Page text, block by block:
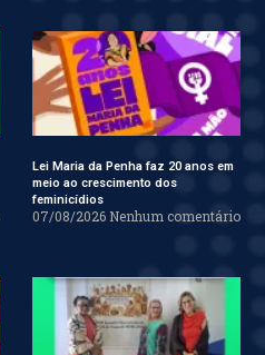
Lei Maria da Penha faz 20 anos em
meio ao crescimento dos
feminicídios
07/08/2026 Nenhum comentário